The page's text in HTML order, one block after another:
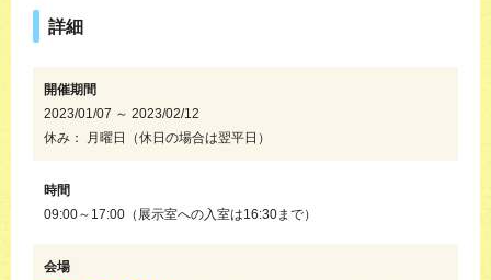
詳細
開催期間
2023/01/07 ～ 2023/02/12
休み： 月曜日（休日の場合は翌平日）
時間
09:00～17:00（展示室への入室は16:30まで）
会場